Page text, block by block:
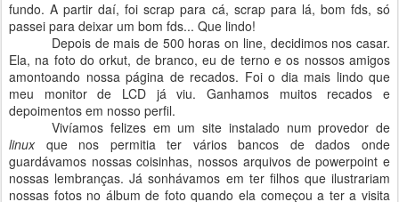
fundo. A partir daí, foi scrap para cá, scrap para lá, bom fds, só
passei para deixar um bom fds... Que lindo!
Depois de mais de 500 horas on line, decidimos nos casar.
Ela, na foto do orkut, de branco, eu de terno e os nossos amigos
amontoando nossa página de recados. Foi o dia mais lindo que
meu monitor de LCD já viu. Ganhamos muitos recados e
depoimentos em nosso perfil.
Vivíamos felizes em um site instalado num provedor de
linuxque nos permitia ter vários bancos de dados onde
guardávamos nossas coisinhas, nossos arquivos de powerpoint e
nossas lembranças. Já sonhávamos em ter filhos que ilustrariam
nossas fotos no álbum de foto quando ela começou a ter a visita